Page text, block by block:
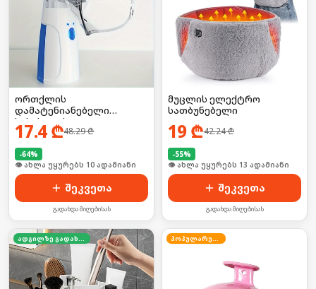
ორთქლის
დამატენიანებელი
სახისთვის
17.4₾48.29₾
-64%
🛒 ბოლო 24სთ-ში იყიდა 14-მა
შეკვეთა
გადახდა მიღებისას
მუცლის ელექტრო
სათბუნებელი
19 ₾42.24₾
-55%
🛒 ბოლო 24სთ-ში იყიდა 17-მა
შეკვეთა
გადახდა მიღებისას
ადგილზე გადახდა პოპულარული